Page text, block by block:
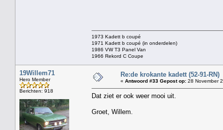
1973 Kadett b coupé
1971 Kadett b coupé (in onderdelen)
1986 VW T3 Panel Van
1966 Rekord C Coupe
19Willem71
Hero Member
Berichten: 918
Re:de krokante kadett (52-91-RN)
« Antwoord #33 Gepost op: 28 November
Dat ziet er ook weer mooi uit.
Groet, Willem.